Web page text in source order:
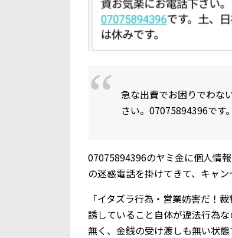
急な出費でお困りでわな
さい。07075894396です
07075894396のヤミ金に個人情
の迷惑電話を掛けてきて、キャン
「イタズラ行為・営業妨害だ！
誘していること自体が違法行為
無く、金銭の受け渡しも無い状